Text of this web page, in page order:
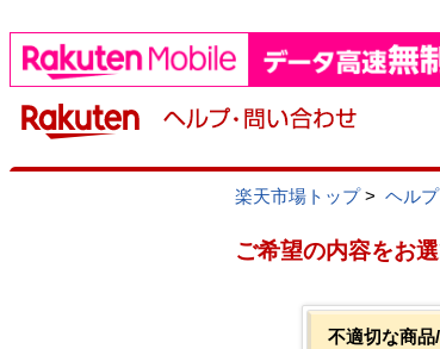
楽天市場トップ> ヘル
ご希望の内容をお
不適切な商品